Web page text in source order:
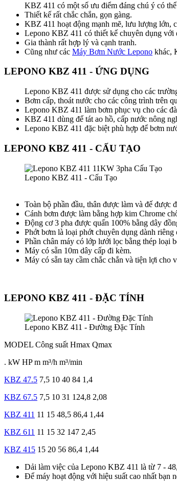
KBZ 411 có một số ưu điểm đáng chú ý có
Thiết kế rất chắc chắn, gọn gàng.
KBZ 411 hoạt động mạnh mẽ, lưu lượng lớn,
Lepono KBZ 411 có thiết kế chuyên dụng với
Gia thành rất hợp lý và cạnh tranh.
Cũng như các Máy Bơm Nước Lepono khác,
LEPONO KBZ 411 - ỨNG DỤNG
Lepono KBZ 411 được sử dụng cho các
Bơm cấp, thoát nước cho các công trình trên
Lepono KBZ 411 làm bơm phục vụ cho các
KBZ 411 dùng để tát ao hồ, cấp nước nông
Lepono KBZ 411 đặc biệt phù hợp để bơm
LEPONO KBZ 411 - CẤU TẠO
Lepono KBZ 411 - Cấu Tạo
Toàn bộ phần đầu, thân được làm và đế được
Cánh bơm được làm bằng hợp kim Chrome
Động cơ 3 pha được quấn 100% bằng dây
Phớt bơm là loại phớt chuyên dụng dành riêng
Phần chân máy có lớp lưới lọc bằng thép loại
Máy có sẵn 10m dây cấp đi kèm.
Máy có sẵn tay cầm chắc chắn và tiện lợi cho
LEPONO KBZ 411 - ĐẶC TÍNH
Lepono KBZ 411 - Đường Đặc Tính
MODEL Công suất Hmax Qmax
. kW HP m m³/h m³/min
KBZ 47.5 7,5 10 40 84 1,4
KBZ 67.5 7,5 10 31 124,8 2,08
KBZ 411 11 15 48,5 86,4 1,44
KBZ 611 11 15 32 147 2,45
KBZ 415 15 20 56 86,4 1,44
Dải làm việc của Lepono KBZ 411 là từ 7 -
Để máy hoạt động với hiệu suất cao nhất bạn